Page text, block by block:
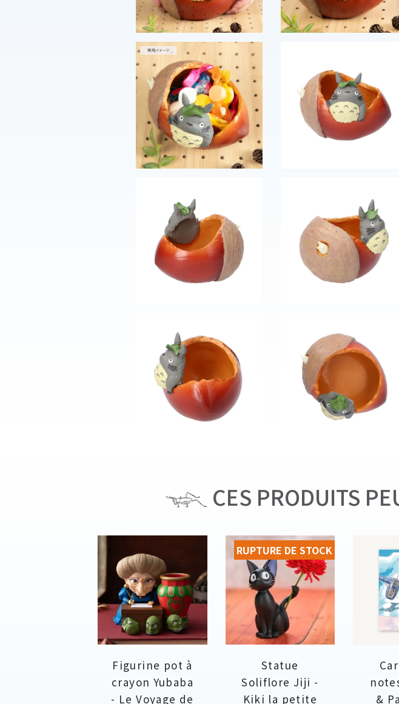
CES PRODUITS
Figurine pot à
crayon Yubaba
- Le Voyage de
Statue
Soliflore Jiji -
Kiki la petite
RUPTURE DE STOCK
&